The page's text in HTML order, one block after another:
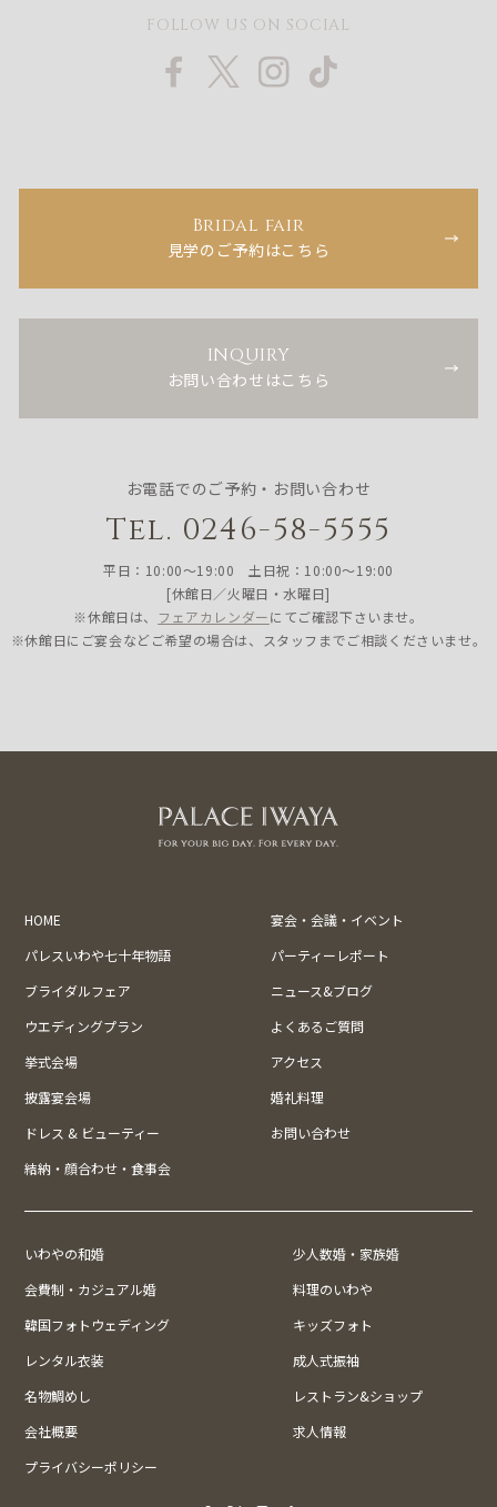
FOLLOW US ON SOCIAL
Bridal fair
見学のご予約はこちら
INQUIRY
お問い合わせはこちら
お電話でのご予約・お問い合わせ
Tel. 0246-58-5555
平日：10:00〜19:00 土日祝：10:00〜19:00
[休館日／火曜日・水曜日]
※休館日は、 フェアカレンダーにてご確認下さいませ。
※休館日にご宴会などご希望の場合は、スタッフまでご相談くださいませ。
HOME
宴会・会議・イベント
パレスいわや七十年物語
パーティーレポート
ブライダルフェア
ニュース&ブログ
ウエディングプラン
よくあるご質問
挙式会場
アクセス
披露宴会場
婚礼料理
ドレス & ビューティー
お問い合わせ
結納・顔合わせ・食事会
いわやの和婚
少人数婚・家族婚
会費制・カジュアル婚
料理のいわや
韓国フォトウェディング
キッズフォト
レンタル衣装
成人式振袖
名物鯛めし
レストラン&ショップ
会社概要
求人情報
プライバシーポリシー